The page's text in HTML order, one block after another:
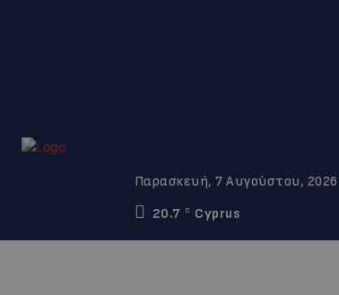
Παρασκευή, 7 Αυγούστου, 2026
20.7
C Cyprus